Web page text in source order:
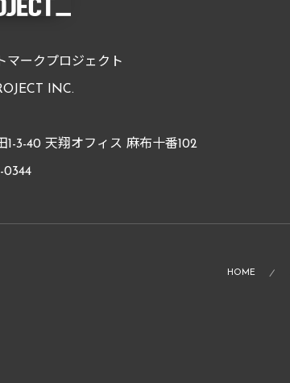
マークプロジェクト
INC.
1-3-40 天翔オフィス 麻布十番102
0344
HOME